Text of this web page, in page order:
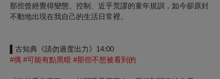
那些曾經覺得變態、控制、近乎荒謬的童年規訓，如今卻原封
不動地出現在我自己的生活日常裡。
▌古知典《請勿過度出力》14:00
#偶 #可能有點黑暗 #那些不想被看到的